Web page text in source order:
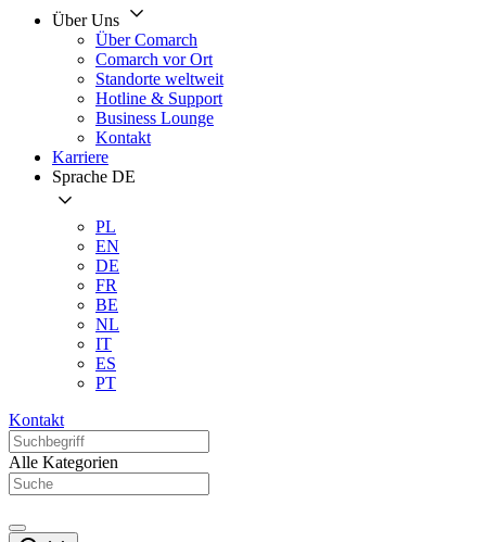
Über Uns
Über Comarch
Comarch vor Ort
Standorte weltweit
Hotline & Support
Business Lounge
Kontakt
Karriere
Sprache DE
PL
EN
DE
FR
BE
NL
IT
ES
PT
Kontakt
Alle Kategorien